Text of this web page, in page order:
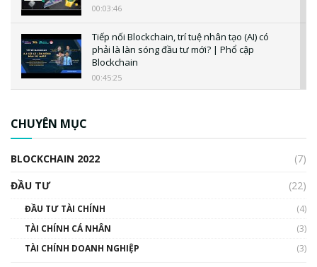
00:03:46
Tiếp nối Blockchain, trí tuệ nhân tạo (AI) có
phải là làn sóng đầu tư mới? | Phổ cập
Blockchain
00:45:25
00:02:14
Nhìn lại năm 2022: Những sự kiện ảnh hưởng
đến hệ sinh thái tiền mã hoá | Phổ cập
CHUYÊN MỤC
BLOCKCHAIN 2022
(7)
ĐẦU TƯ
(22)
ĐẦU TƯ TÀI CHÍNH
(4)
TÀI CHÍNH CÁ NHÂN
(3)
TÀI CHÍNH DOANH NGHIỆP
(3)